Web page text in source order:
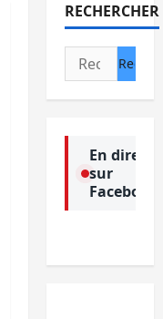
RECHERCHER
Rechercher :
En direct
sur
Facebook